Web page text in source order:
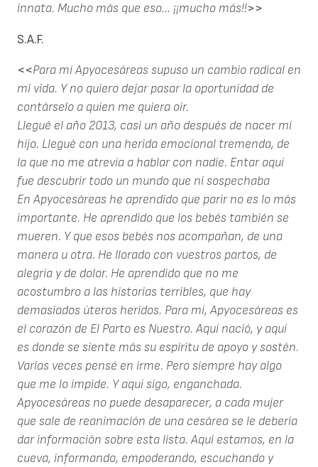
innata. Mucho más que eso... ¡¡mucho más!!>>
S.A.F.
<<Para mí Apyocesáreas supuso un cambio radical en
mi vida. Y no quiero dejar pasar la oportunidad de
contárselo a quien me quiera oír.
Llegué el año 2013, casi un año después de nacer mi
hijo. Llegué con una herida emocional tremenda, de
la que no me atrevía a hablar con nadie. Entar aquí
fue descubrir todo un mundo que ni sospechaba
En Apyocesáreas he aprendido que parir no es lo más
importante. He aprendido que los bebés también se
mueren. Y que esos bebés nos acompañan, de una
manera u otra. He llorado con vuestros partos, de
alegría y de dolor. He aprendido que no me
acostumbro a las historias terribles, que hay
demasiados úteros heridos. Para mí, Apyocesáreas es
el corazón de El Parto es Nuestro. Aquí nació, y aquí
es donde se siente más su espíritu de apoyo y sostén.
Varias veces pensé en irme. Pero siempre hay algo
que me lo impide. Y aquí sigo, enganchada.
Apyocesáreas no puede desaparecer, a cada mujer
que sale de reanimación de una cesárea se le debería
dar información sobre esta lista. Aquí estamos, en la
cueva, informando, empoderando, escuchando y